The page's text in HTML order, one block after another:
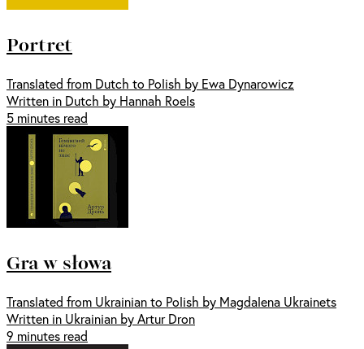
Portret
Translated from Dutch to Polish by Ewa Dynarowicz
Written in Dutch by Hannah Roels
5 minutes read
Gra w słowa
Translated from Ukrainian to Polish by Magdalena Ukrainets
Written in Ukrainian by Artur Dron
9 minutes read